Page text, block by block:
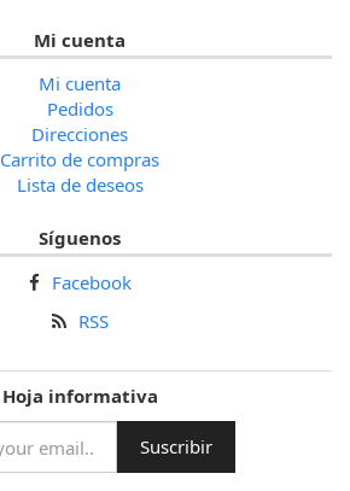
Mi cuenta
Mi cuenta
Pedidos
Direcciones
Carrito de compras
Lista de deseos
Síguenos
Facebook
RSS
Hoja informativa